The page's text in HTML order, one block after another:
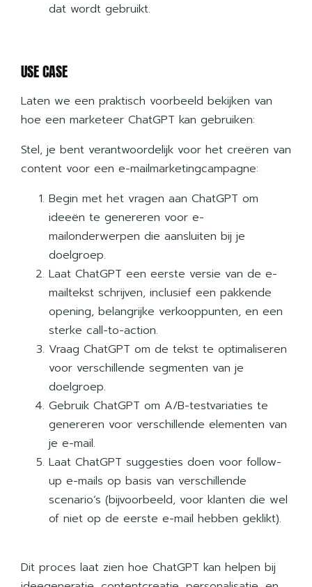
dat wordt gebruikt.
USE CASE
Laten we een praktisch voorbeeld bekijken van
hoe een marketeer ChatGPT kan gebruiken:
Stel, je bent verantwoordelijk voor het creëren van
content voor een e-mailmarketingcampagne:
Begin met het vragen aan ChatGPT om
ideeën te genereren voor e-
mailonderwerpen die aansluiten bij je
doelgroep.
Laat ChatGPT een eerste versie van de e-
mailtekst schrijven, inclusief een pakkende
opening, belangrijke verkooppunten, en een
sterke call-to-action.
Vraag ChatGPT om de tekst te optimaliseren
voor verschillende segmenten van je
doelgroep.
Gebruik ChatGPT om A/B-testvariaties te
genereren voor verschillende elementen van
je e-mail.
Laat ChatGPT suggesties doen voor follow-
up e-mails op basis van verschillende
scenario’s (bijvoorbeeld, voor klanten die wel
of niet op de eerste e-mail hebben geklikt).
Dit proces laat zien hoe ChatGPT kan helpen bij